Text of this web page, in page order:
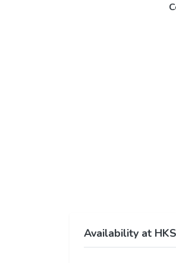
Availability at